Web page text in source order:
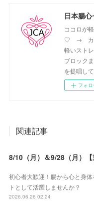
日本腸
ココロが
♡ → カワ
軽いスト
ブロック
を提唱して
フォロ
関連記事
初心者大歓迎！腸から心と身
トとして活躍しませんか？
2026.06.26 02:24